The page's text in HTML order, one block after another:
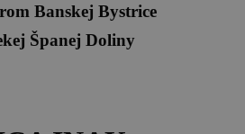
Banskej Bystrice
Španej Doliny